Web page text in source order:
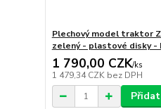
Plechový model traktor
zelený - plastové disky -
1 790,00 CZK/ks
1 479,34 CZK bez DPH